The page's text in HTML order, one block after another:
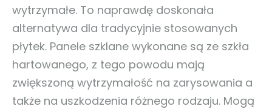
wytrzymałe. To naprawdę doskonała
alternatywa dla tradycyjnie stosowanych
płytek. Panele szklane wykonane są ze szkła
hartowanego, z tego powodu mają
zwiększoną wytrzymałość na zarysowania a
także na uszkodzenia różnego rodzaju. Mogą